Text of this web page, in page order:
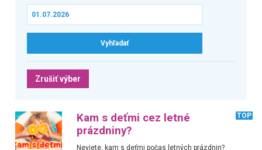
Zrušiť výber
Kam s deťmi cez letné
prázdniny?
TOP
Neviete, kam s deťmi počas letných prázdnin?